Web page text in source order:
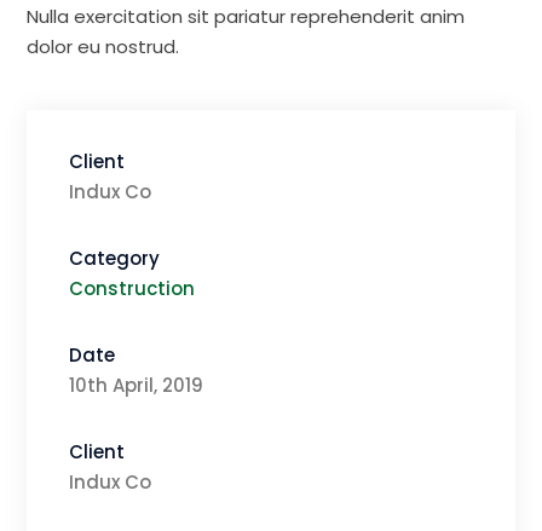
Nulla exercitation sit pariatur reprehenderit anim
dolor eu nostrud.
Client
Indux Co
Category
Construction
Date
10th April, 2019
Client
Indux Co